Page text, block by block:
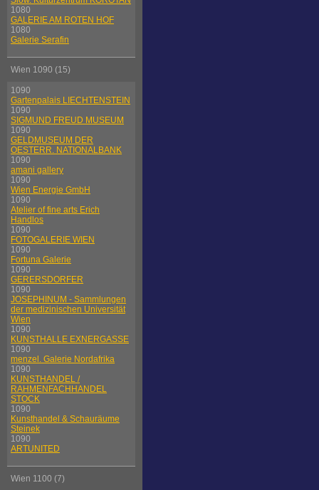
1080
GALERIE AM ROTEN HOF
1080
Galerie Serafin
Wien 1090 (15)
1090
Gartenpalais LIECHTENSTEIN
1090
SIGMUND FREUD MUSEUM
1090
GELDMUSEUM DER
OESTERR. NATIONALBANK
1090
amani gallery
1090
Wien Energie GmbH
1090
Atelier of fine arts Erich
Handlos
1090
FOTOGALERIE WIEN
1090
Fortuna Galerie
1090
GERERSDORFER
1090
JOSEPHINUM - Sammlungen
der medizinischen Universität
Wien
1090
KUNSTHALLE EXNERGASSE
1090
menzel. Galerie Nordafrika
1090
KUNSTHANDEL /
RAHMENFACHHANDEL
STOCK
1090
Kunsthandel & Schauräume
Steinek
1090
ARTUNITED
Wien 1100 (7)